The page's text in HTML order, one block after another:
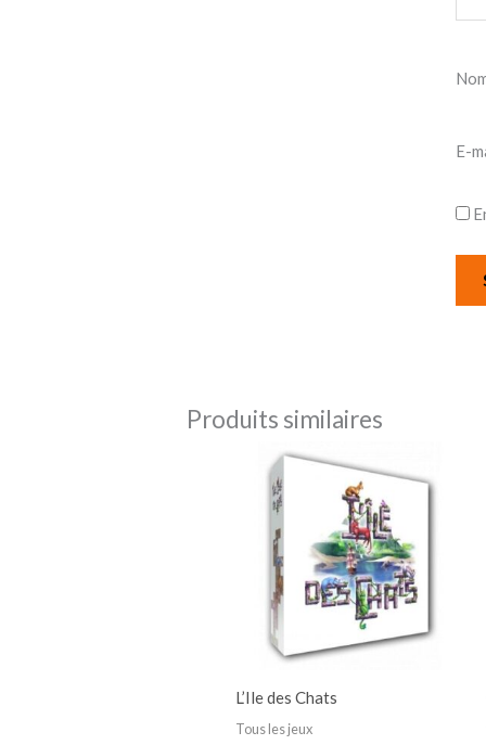
E-
Produits similaires
L’Ile des Chats
Tous les jeux